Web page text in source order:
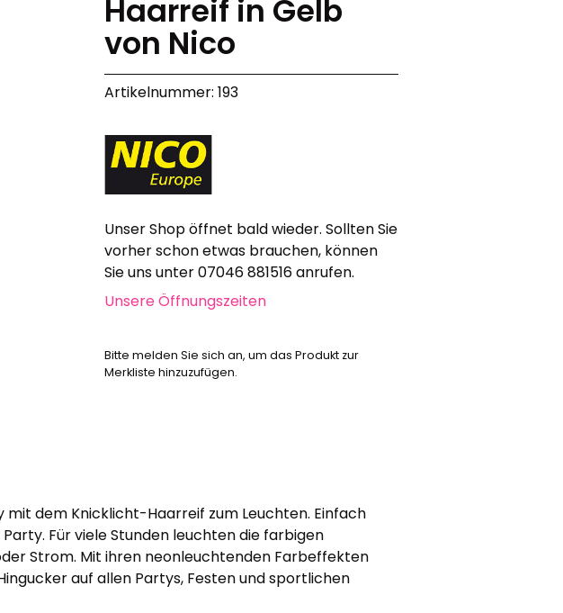
Werbeartikel
Alle anzeigen
Bekleidung
Attrappen
Geschenkgutscheine
Haarreif in Gelb
von Nico
Artikelnummer: 193
Unser Shop öffnet bald wieder. Sollten Sie
vorher schon etwas brauchen, können
Sie uns unter 07046 881516 anrufen.
Unsere Öffnungszeiten
Bitte melden Sie sich an, um das Produkt zur
Merkliste hinzuzufügen.
mit dem Knicklicht-Haarreif zum Leuchten. Einfach
Für viele Stunden leuchten die farbigen
Strom. Mit ihren neonleuchtenden Farbeffekten
auf allen Partys, Festen und sportlichen